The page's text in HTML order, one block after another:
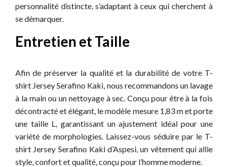
personnalité distincte, s’adaptant à ceux qui cherchent à
se démarquer.
Entretien et Taille
Afin de préserver la qualité et la durabilité de votre T-
shirt Jersey Serafino Kaki, nous recommandons un lavage
à la main ou un nettoyage à sec. Conçu pour être à la fois
décontracté et élégant, le modèle mesure 1,83 m et porte
une taille L, garantissant un ajustement idéal pour une
variété de morphologies. Laissez-vous séduire par le T-
shirt Jersey Serafino Kaki d’Aspesi, un vêtement qui allie
style, confort et qualité, conçu pour l’homme moderne.